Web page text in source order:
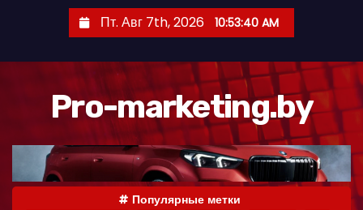
Пт. Авг 7th, 2026 10:53:41 AM
Pro-marketing.by
Популярные метки